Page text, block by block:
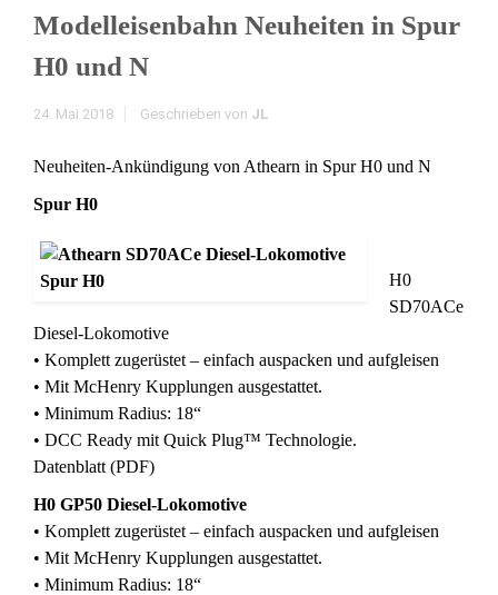
Modelleisenbahn Neuheiten in Spur
H0 und N
24. Mai 2018 Geschrieben von JL
Neuheiten-Ankündigung von Athearn in Spur H0 und N
Spur H0
H0
SD70ACe
Diesel-Lokomotive
• Komplett zugerüstet – einfach auspacken und aufgleisen
• Mit McHenry Kupplungen ausgestattet.
• Minimum Radius: 18“
• DCC Ready mit Quick Plug™ Technologie.
Datenblatt (PDF)
H0 GP50 Diesel-Lokomotive
• Komplett zugerüstet – einfach auspacken und aufgleisen
• Mit McHenry Kupplungen ausgestattet.
• Minimum Radius: 18“